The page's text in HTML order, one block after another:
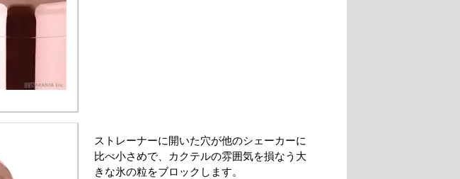
ストレーナーに開いた穴が他のシェーカーに
比べ小さめで、カクテルの雰囲気を損なう大
きな氷の粒をブロックします。